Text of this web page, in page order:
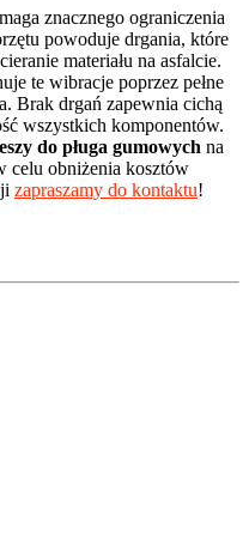
znacznego ograniczenia
powoduje drgania, które
materiału na asfalcie.
te wibracje poprzez pełne
Brak drgań zapewnia cichą
wszystkich komponentów.
do pługa gumowych na
celu obniżenia kosztów
zapraszamy do kontaktu!